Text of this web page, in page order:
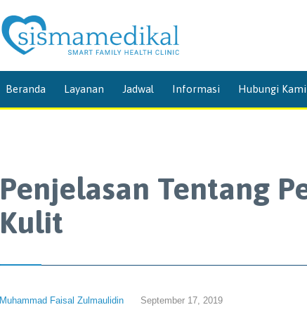
Beranda Layanan Jadwal Informasi Hubungi Kami
Penjelasan Tentang
Kulit
Muhammad Faisal Zulmaulidin September 17, 2019